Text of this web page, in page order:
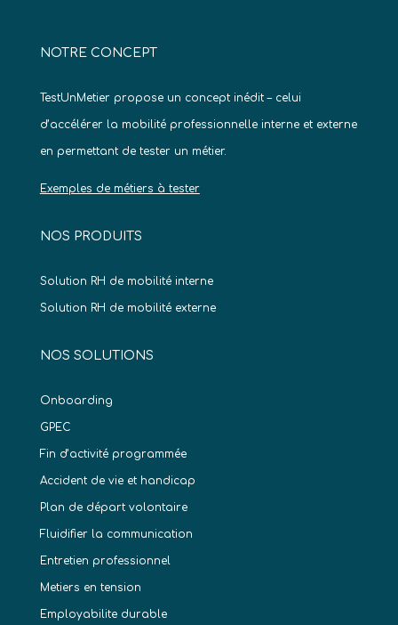
NOTRE CONCEPT
TestUnMetier propose un concept inédit – celui
d’accélérer la mobilité professionnelle interne et externe
en permettant de tester un métier.
Exemples de métiers à tester
NOS PRODUITS
Solution RH de mobilité interne
Solution RH de mobilité externe
NOS SOLUTIONS
Onboarding
GPEC
Fin d’activité programmée
Accident de vie et handicap
Plan de départ volontaire
Fluidifier la communication
Entretien professionnel
Metiers en tension
Employabilite durable